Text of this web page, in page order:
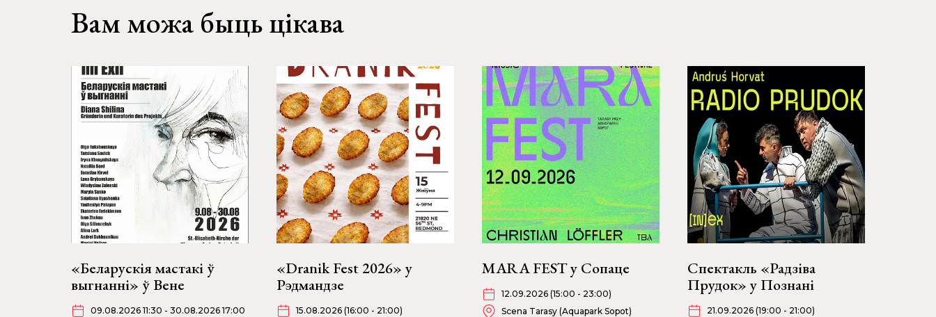
Вам можа быць цікава
«Беларускія мастакі ў
выгнанні» ў Вене
09.08.2026 11:30 - 30.08.2026 17:00
«Dranik Fest 2026» у
Рэдмандзе
15.08.2026 (16:00 - 21:00)
MARA FEST у Сопаце
12.09.2026 (15:00 - 23:00)
Scena Tarasy (Aquapark Sopot)
Спектакль «Радзіва
Прудок» у Познані
21.09.2026 (19:00 - 21:00)